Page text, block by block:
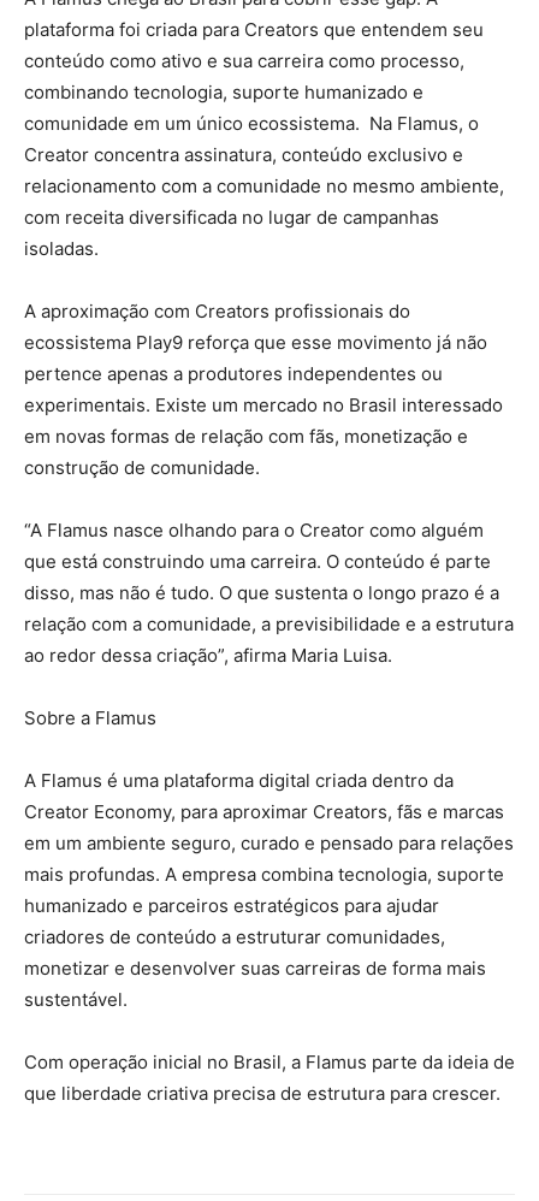
plataforma foi criada para Creators que entendem seu
conteúdo como ativo e sua carreira como processo,
combinando tecnologia, suporte humanizado e
comunidade em um único ecossistema. Na Flamus, o
Creator concentra assinatura, conteúdo exclusivo e
relacionamento com a comunidade no mesmo ambiente,
com receita diversificada no lugar de campanhas
isoladas.
A aproximação com Creators profissionais do
ecossistema Play9 reforça que esse movimento já não
pertence apenas a produtores independentes ou
experimentais. Existe um mercado no Brasil interessado
em novas formas de relação com fãs, monetização e
construção de comunidade.
“A Flamus nasce olhando para o Creator como alguém
que está construindo uma carreira. O conteúdo é parte
disso, mas não é tudo. O que sustenta o longo prazo é a
relação com a comunidade, a previsibilidade e a estrutura
ao redor dessa criação”, afirma Maria Luisa.
Sobre a Flamus
A Flamus é uma plataforma digital criada dentro da
Creator Economy, para aproximar Creators, fãs e marcas
em um ambiente seguro, curado e pensado para relações
mais profundas. A empresa combina tecnologia, suporte
humanizado e parceiros estratégicos para ajudar
criadores de conteúdo a estruturar comunidades,
monetizar e desenvolver suas carreiras de forma mais
sustentável.
Com operação inicial no Brasil, a Flamus parte da ideia de
que liberdade criativa precisa de estrutura para crescer.